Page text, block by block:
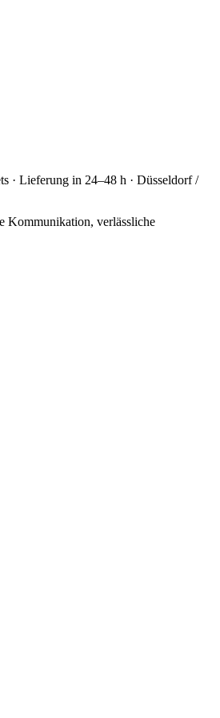
· Lieferung in 24–48 h · Düsseldorf /
Kommunikation, verlässliche